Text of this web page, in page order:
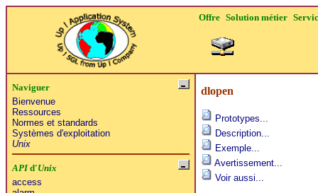
Offre Solution métier
Naviguer
Bienvenue
Ressources
Normes et standards
Systèmes d'exploitation
Unix
APId'Unix
access
dlopen
Prototypes...
Description...
Exemple...
Avertissement...
Voir aussi...